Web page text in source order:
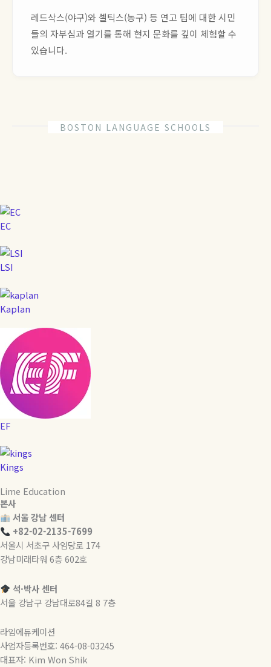
레드삭스(야구)와 셀틱스(농구) 등 연고 팀에 대한 시민
들의 자부심과 열기를 통해 현지 문화를 깊이 체험할 수
있습니다.
BOSTON LANGUAGE SCHOOLS
EC
LSI
Kaplan
EF
Kings
Lime Education
본사
서울 강남 센터
+82-02-2135-7699
서울시 서초구 사임당로 174
강남미래타워 6층 602호
석·박사 센터
서울 강남구 강남대로84길 8 7층
라임에듀케이션
사업자등록번호: 464-08-03245
대표자: Kim Won Shik